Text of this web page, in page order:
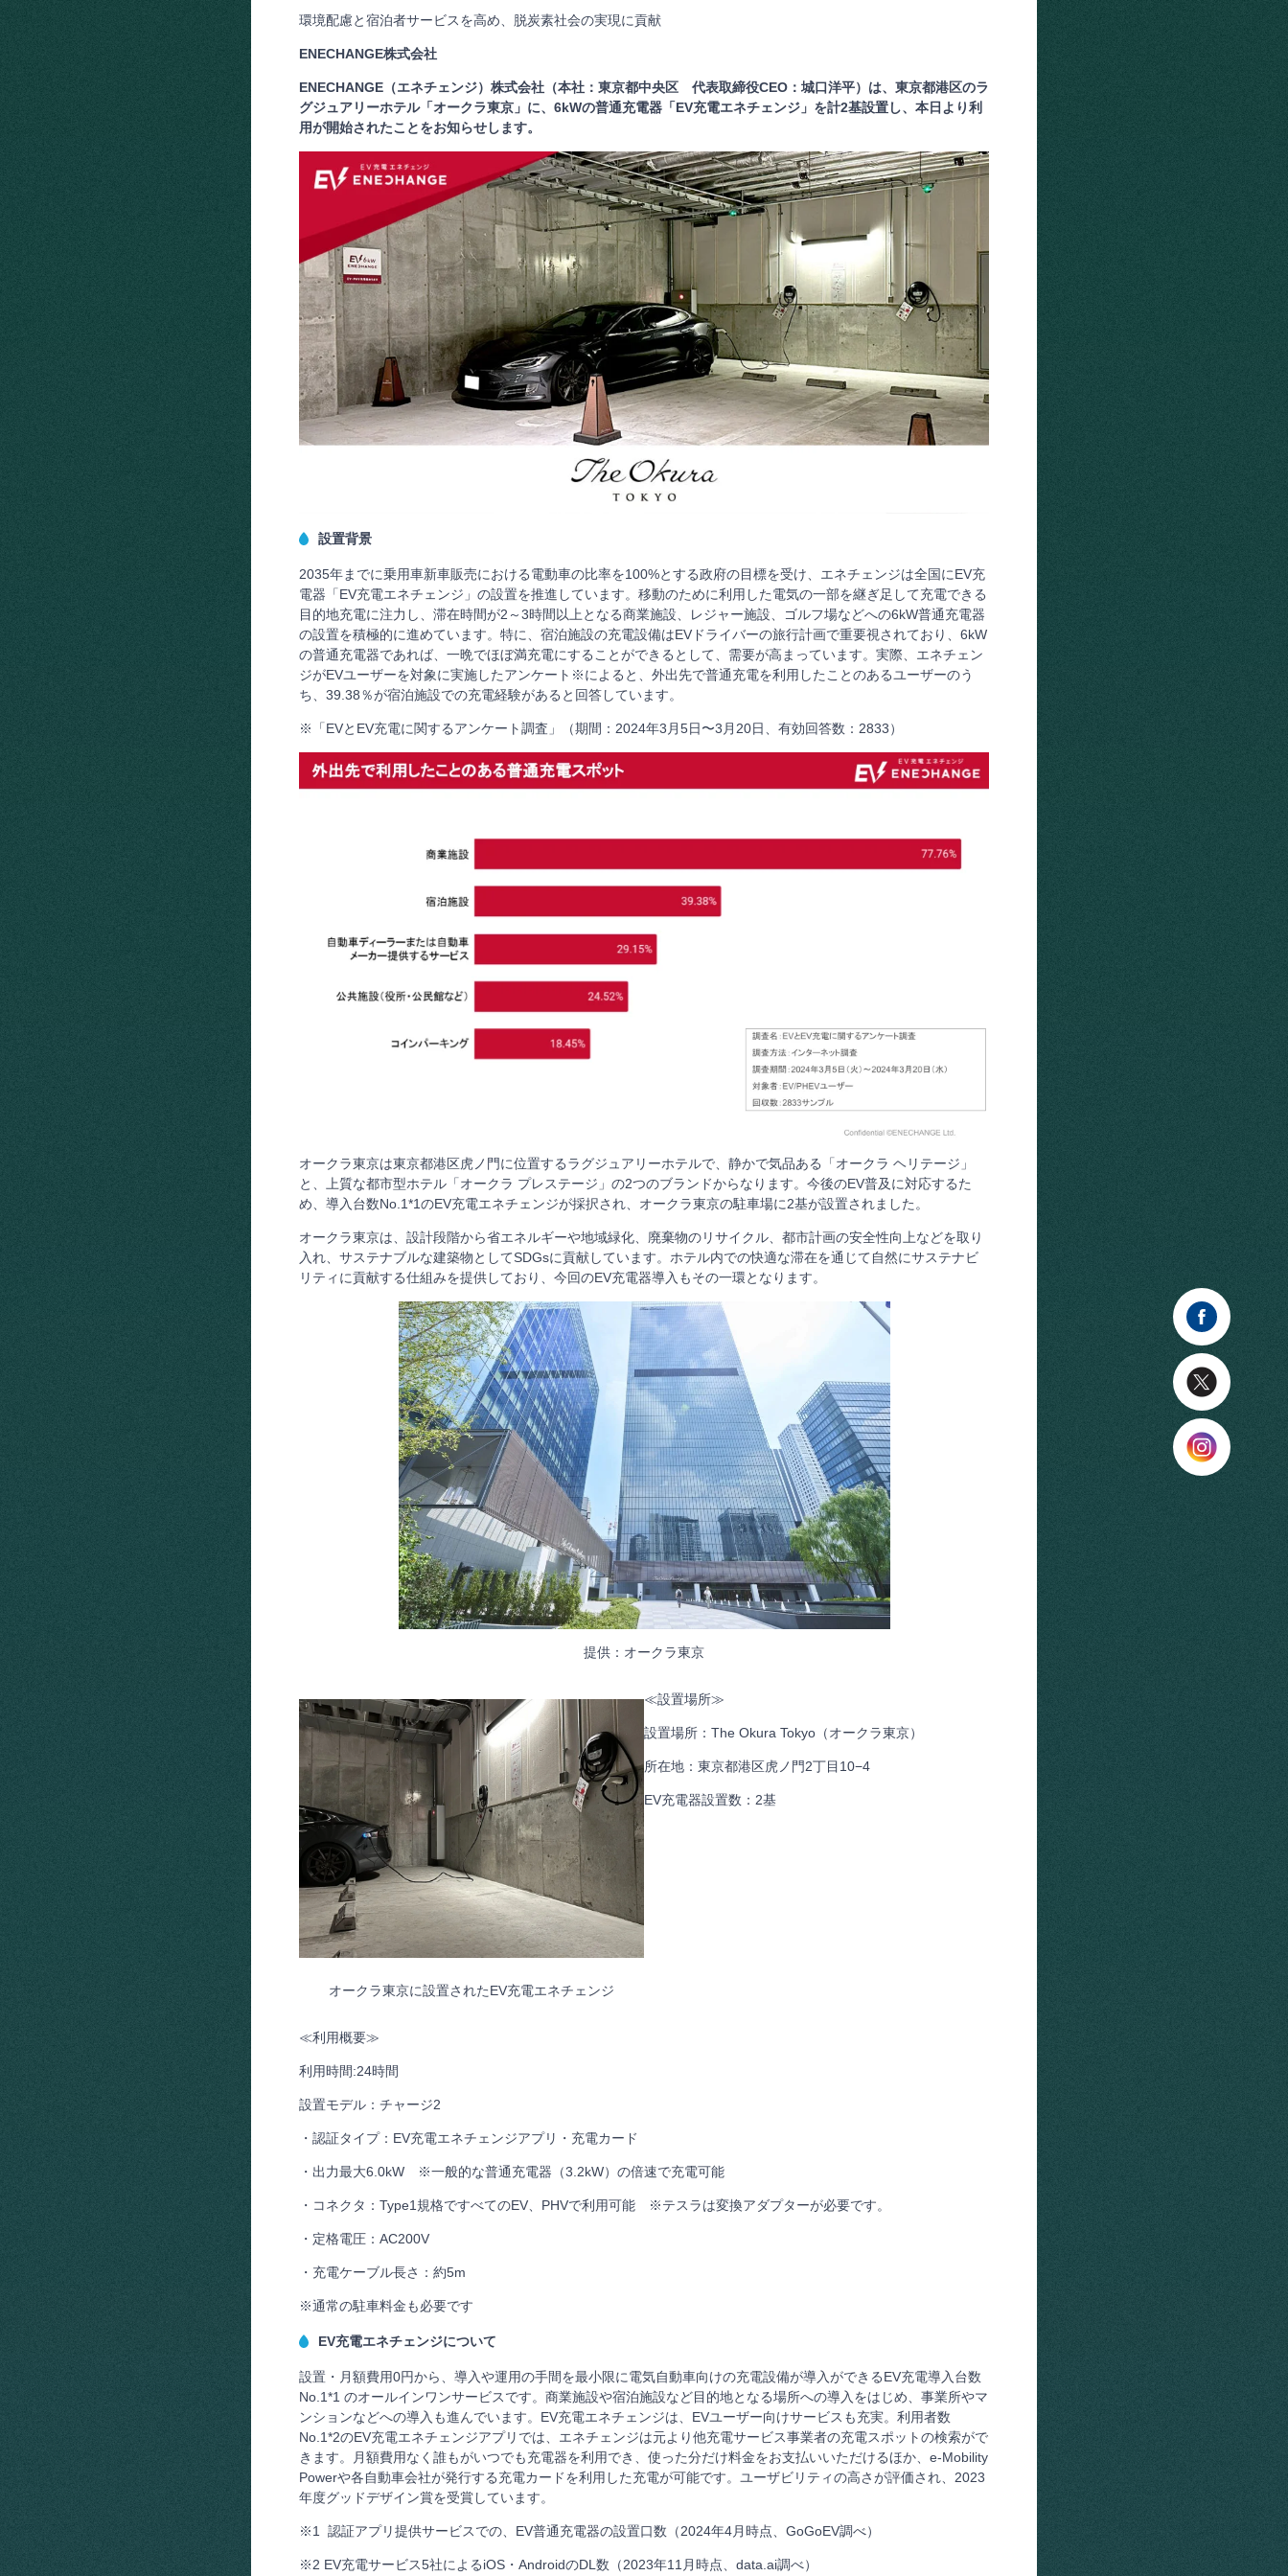
環境配慮と宿泊者サービスを高め、脱炭素社会の実現に貢献
ENECHANGE株式会社
ENECHANGE（エネチェンジ）株式会社（本社：東京都中央区 代表取締役CEO：城口洋平）は、東京都港区のラ
グジュアリーホテル「オークラ東京」に、6kWの普通充電器「EV充電エネチェンジ」を計2基設置し、本日より利
用が開始されたことをお知らせします。
設置背景
2035年までに乗用車新車販売における電動車の比率を100%とする政府の目標を受け、エネチェンジは全国にEV充
電器「EV充電エネチェンジ」の設置を推進しています。移動のために利用した電気の一部を継ぎ足して充電できる
目的地充電に注力し、滞在時間が2～3時間以上となる商業施設、レジャー施設、ゴルフ場などへの6kW普通充電器
の設置を積極的に進めています。特に、宿泊施設の充電設備はEVドライバーの旅行計画で重要視されており、6kW
の普通充電器であれば、一晩でほぼ満充電にすることができるとして、需要が高まっています。実際、エネチェン
ジがEVユーザーを対象に実施したアンケート※によると、外出先で普通充電を利用したことのあるユーザーのう
ち、39.38％が宿泊施設での充電経験があると回答しています。
※「EVとEV充電に関するアンケート調査」（期間：2024年3月5日〜3月20日、有効回答数：2833）
オークラ東京は東京都港区虎ノ門に位置するラグジュアリーホテルで、静かで気品ある「オークラ ヘリテージ」
と、上質な都市型ホテル「オークラ プレステージ」の2つのブランドからなります。今後のEV普及に対応するた
め、導入台数No.1*1のEV充電エネチェンジが採択され、オークラ東京の駐車場に2基が設置されました。
オークラ東京は、設計段階から省エネルギーや地域緑化、廃棄物のリサイクル、都市計画の安全性向上などを取り
入れ、サステナブルな建築物としてSDGsに貢献しています。ホテル内での快適な滞在を通じて自然にサステナビ
リティに貢献する仕組みを提供しており、今回のEV充電器導入もその一環となります。
提供：オークラ東京
オークラ東京に設置されたEV充電エネチェンジ
≪設置場所≫
設置場所：The Okura Tokyo（オークラ東京）
所在地：東京都港区虎ノ門2丁目10−4
EV充電器設置数：2基
≪利用概要≫
利用時間:24時間
設置モデル：チャージ2
・認証タイプ：EV充電エネチェンジアプリ・充電カード
・出力最大6.0kW ※一般的な普通充電器（3.2kW）の倍速で充電可能
・コネクタ：Type1規格ですべてのEV、PHVで利用可能 ※テスラは変換アダプターが必要です。
・定格電圧：AC200V
・充電ケーブル長さ：約5m
※通常の駐車料金も必要です
EV充電エネチェンジについて
設置・月額費用0円から、導入や運用の手間を最小限に電気自動車向けの充電設備が導入ができるEV充電導入台数
No.1*1 のオールインワンサービスです。商業施設や宿泊施設など目的地となる場所への導入をはじめ、事業所やマ
ンションなどへの導入も進んでいます。EV充電エネチェンジは、EVユーザー向けサービスも充実。利用者数
No.1*2のEV充電エネチェンジアプリでは、エネチェンジは元より他充電サービス事業者の充電スポットの検索がで
きます。月額費用なく誰もがいつでも充電器を利用でき、使った分だけ料金をお支払いいただけるほか、e-Mobility
Powerや各自動車会社が発行する充電カードを利用した充電が可能です。ユーザビリティの高さが評価され、2023
年度グッドデザイン賞を受賞しています。
※1 認証アプリ提供サービスでの、EV普通充電器の設置口数（2024年4月時点、GoGoEV調べ）
※2 EV充電サービス5社によるiOS・AndroidのDL数（2023年11月時点、data.ai調べ）